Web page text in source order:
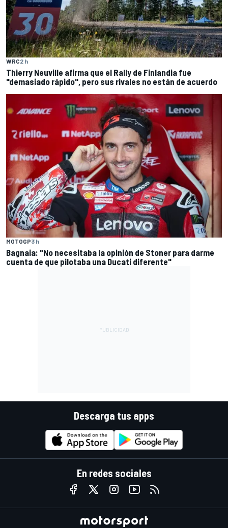
WRC2 h
Thierry Neuville afirma que el Rally de Finlandia fue
"demasiado rápido", pero sus rivales no están de acuerdo
MOTOGP3 h
Bagnaia: "No necesitaba la opinión de Stoner para darme
cuenta de que pilotaba una Ducati diferente"
Descarga tus apps
En redes sociales